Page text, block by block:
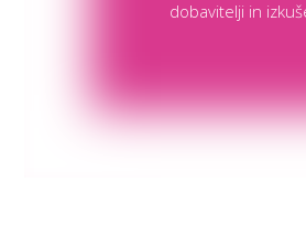
dobavitelji in